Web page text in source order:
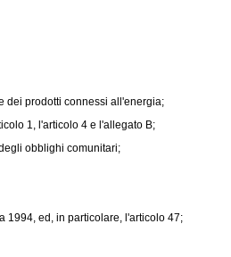
dei prodotti connessi all'energia;
1, l'articolo 4 e l'allegato B;
obblighi comunitari;
1994, ed, in particolare, l'articolo 47;